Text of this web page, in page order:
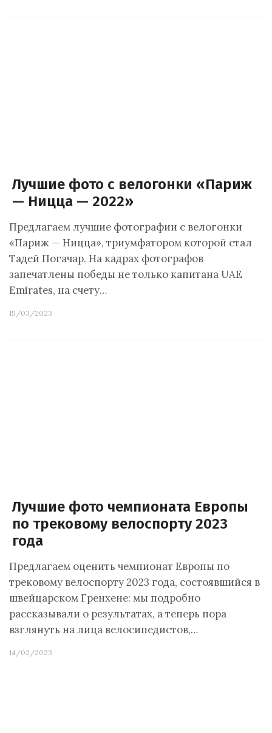
Лучшие фото с велогонки «Париж
— Ницца — 2022»
Предлагаем лучшие фотографии с велогонки
«Париж — Ницца», триумфатором которой стал
Тадей Погачар. На кадрах фотографов
запечатлены победы не только капитана UAE
Emirates, на счету…
15/03/2023
Лучшие фото чемпионата Европы
по трековому велоспорту 2023
года
Предлагаем оценить чемпионат Европы по
трековому велоспорту 2023 года, состоявшийся в
швейцарском Гренхене: мы подробно
рассказывали о результатах, а теперь пора
взглянуть на лица велосипедистов,…
14/02/2023